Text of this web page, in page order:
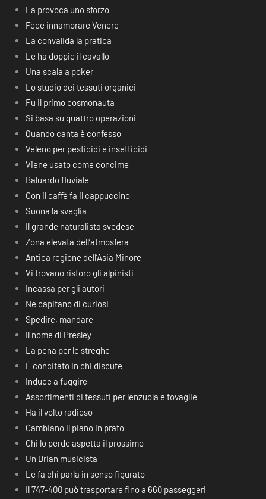
La provoca uno sforzo
Fece innamorare Venere
La convalida la pratica
Le ha doppie il cavallo
Una scala a poker
Lo studio dei tessuti organici
Fu il primo cosmonauta
Si basa su quattro operazioni
Quando canta è confesso
Veleno per pesticidi e insetticidi
Viene usato come concime
Baluardo fluviale
Con il caffè fa il cappuccino
Suona la sveglia
Il grande naturalista svedese
Zona elevata dell’atmosfera
Antica regione dell’Asia Minore
Vi trovano ristoro gli alpinisti
Incassa per gli autori
Ne capitano di curiosi
Spedire, mandare
Il nome di Presley
La pena per le streghe
É concitato in chi discute
Induce a fuggire
Assortimenti di tessuti per lenzuola e tovaglie
Ha il volto radioso
Cambiano il piano in prato
Chi lo perde aspetta il prossimo
Un Brian musicista
Le fa chi parla in senso figurato
Il 747-400 può trasportare fino a 660 passeggeri